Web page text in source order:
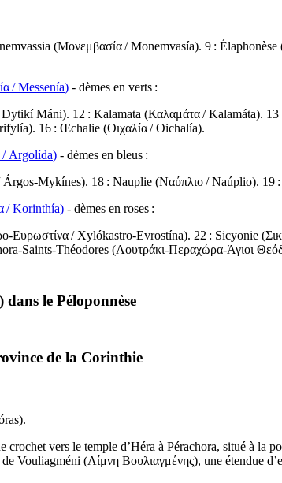
(Μονεμβασία/Monemvasía). 9 : Élaphonèse
/Messenía) - dèmes en verts :
Dytikí Máni). 12 : Kalamata (Καλαμάτα/Kalamáta). 13
). 16 : Œchalie (Οιχαλία/Oichalía).
/ Argolída) - dèmes en bleus :
Árgos-Mykínes). 18 : Nauplie (Ναύπλιο/Naúplio). 19
/Korinthía) - dèmes en roses :
Ευρωστίνα/ Xylókastro-Evrostína). 22 : Sicyonie (
Saints-Théodores (Λουτράκι-Περαχώρα-Άγιοι
) dans le Péloponnèse
de la Corinthie
).
vers le temple d’Héra à Pérachora, situé à la
de Vouliagméni (Λίμνη Βουλιαγμένης), une étendue